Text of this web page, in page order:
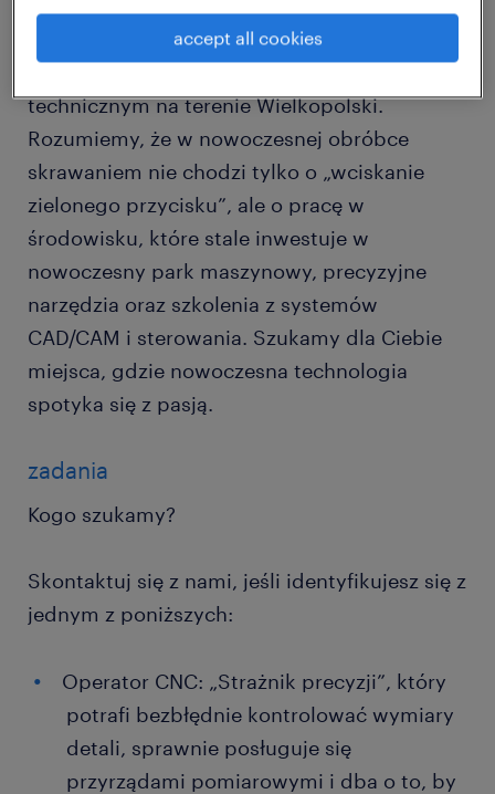
technicznym na terenie Wielkopolski.
Rozumiemy, że w nowoczesnej obróbce
skrawaniem nie chodzi tylko o „wciskanie
zielonego przycisku”, ale o pracę w
środowisku, które stale inwestuje w
nowoczesny park maszynowy, precyzyjne
narzędzia oraz szkolenia z systemów
CAD/CAM i sterowania. Szukamy dla Ciebie
miejsca, gdzie nowoczesna technologia
spotyka się z pasją.
zadania
Kogo szukamy?
Skontaktuj się z nami, jeśli identyfikujesz się z
jednym z poniższych:
Operator CNC: „Strażnik precyzji”, który
potrafi bezbłędnie kontrolować wymiary
detali, sprawnie posługuje się
przyrządami pomiarowymi i dba o to, by
accept all cookies